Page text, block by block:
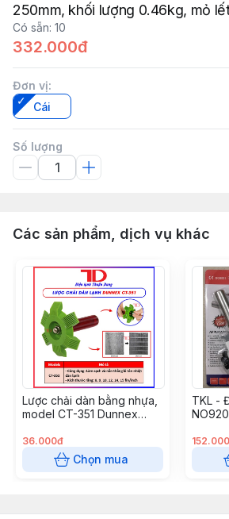
250mm, khối lượng 0.46kg, mỏ
Có sẵn: 10
332.000đ
Đơn vị:
Cái
Số lượng
Các sản phẩm, dịch vụ khác
Lược chải dàn bằng nhựa,
model CT-351 Dunnex
36.000đ
Chọn mua
TKL -
NO920